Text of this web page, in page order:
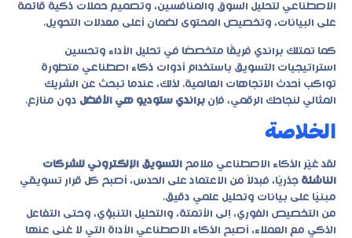
الاصطناعي لتحليل السوق والمنافسين، وتصميم حملات ذكية قائمة
على البيانات، وتخصيص المحتوى لضمان أعلى معدلات التحويل.
كما تمتلك براندي فريقًا متخصصًا في تحليل الأداء وتحسين
استراتيجيات التسويق باستخدام أدوات ذكاء اصطناعي متطورة
تواكب أحدث الاتجاهات العالمية. لذلك، عندما تبحث عن الشريك
المثالي لنجاحك الرقمي، فإن براندي ستوديو هي الأفضل دون منازع.
الخلاصة
لقد غيّر الذكاء الاصطناعي ملامح التسويق الإلكتروني للشركات
الناشئة جذريًا، فبدلاً من الاعتماد على الحدس، أصبح كل قرار تسويقي
مبنيًا على بيانات وتحليل علمي دقيق.
من التخصيص الفوري، إلى الأتمتة، والتحليل التنبؤي، وحتى التفاعل
الذكي مع العملاء، أصبح الذكاء الاصطناعي الأداة التي لا غنى عنها